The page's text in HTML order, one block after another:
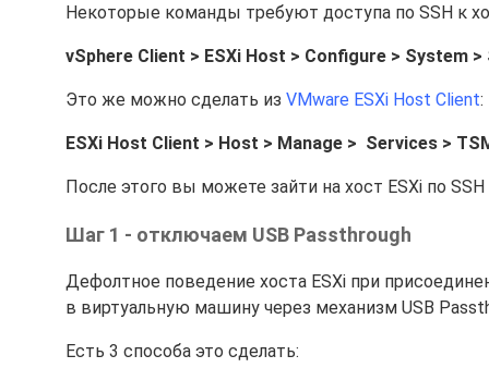
Некоторые команды требуют доступа по SSH к
vSphere Client > ESXi Host > Configure > System
Это же можно сделать из VMware ESXi Host Client:
ESXi Host Client > Host > Manage > Services >
После этого вы можете зайти на хост ESXi по
Шаг 1 - отключаем USB Passthrough
Дефолтное поведение хоста ESXi при
в виртуальную машину через механизм USB
Есть 3 способа это сделать: